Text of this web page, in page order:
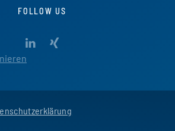
FOLLOW US